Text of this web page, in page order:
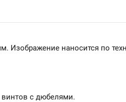
Изображение наносится по
винтов с дюбелями.